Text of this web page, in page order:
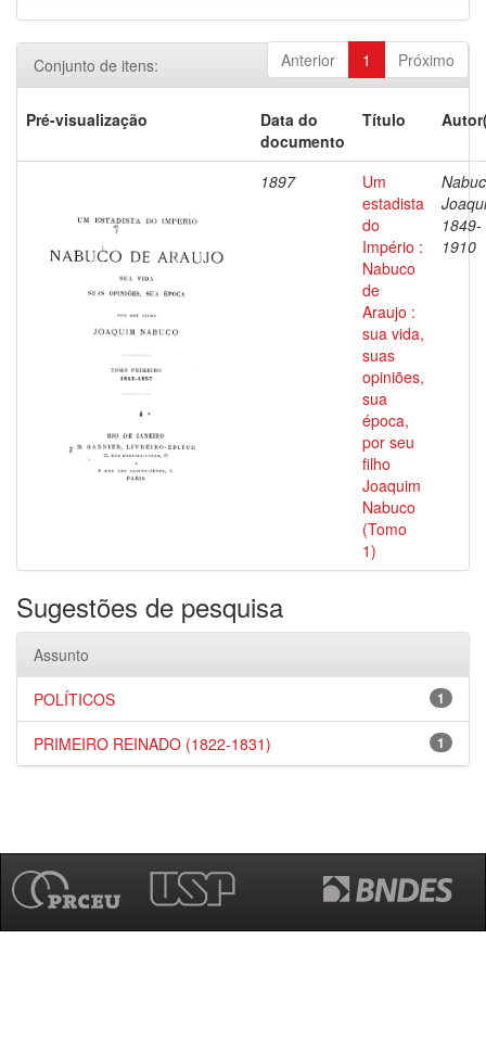
Anterior 1 Próximo
Conjunto de itens:
Pré-visualização
Data do
documento
Título
1897
Um
estadista
do
Império :
Nabuco
de
Araujo :
sua vida,
suas
opiniões,
sua
época,
por seu
filho
Joaquim
Nabuco
(Tomo
1)
1849-
1910
Sugestões de pesquisa
Assunto
1
POLÍTICOS
1
PRIMEIRO REINADO (1822-1831)